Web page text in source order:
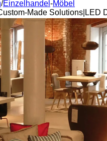
/Einzelhandel -Möbel
Made Solutions|LED